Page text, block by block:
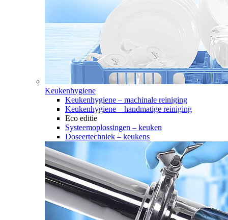
Keukenhygiene
Keukenhygiene – machinale reiniging
Keukenhygiene – handmatige reiniging
Eco editie
Systeemoplossingen – keuken
Doseertechniek – keukens